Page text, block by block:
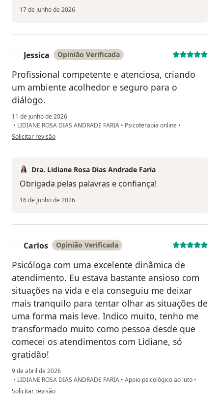
17 de junho de 2026
Jessica Opinião Verificada
Profissional competente e atenciosa, criando
um ambiente acolhedor e seguro para o
diálogo.
11 de junho de 2026
• LIDIANE ROSA DIAS ANDRADE FARIA • Psicoterapia online •
na opinião do utilizador Jessica
Solicitar revisão
Dra. Lidiane Rosa Dias Andrade Faria
Obrigada pelas palavras e confiança!
16 de junho de 2026
Carlos Opinião Verificada
Psicóloga com uma excelente dinâmica de
atendimento. Eu estava bastante ansioso com
situações na vida e ela conseguiu me deixar
mais tranquilo para tentar olhar as situações de
uma forma mais leve. Indico muito, tenho me
transformado muito como pessoa desde que
comecei os atendimentos com Lidiane, só
gratidão!
9 de abril de 2026
• LIDIANE ROSA DIAS ANDRADE FARIA • Apoio psicológico ao luto •
na opinião do utilizador Carlos
Solicitar revisão